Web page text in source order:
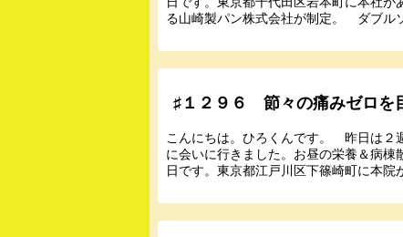
る山崎製パン株式会社が制定。 ダブル
♯１２９６ 節々の痛みゼロを
こんにちは。ひろくんです。 昨日は２
に会いに行きました。お昼の栄養＆病
日です。東京都江戸川区下篠崎町に本院